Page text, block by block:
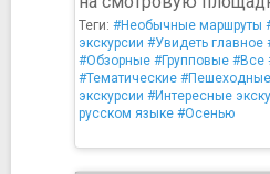
Теги: #Необычные маршруты
экскурсии #Увидеть главное
#Обзорные #Групповые #Все
#Тематические #Пешеходные
экскурсии #Интересные
русском языке #Осенью